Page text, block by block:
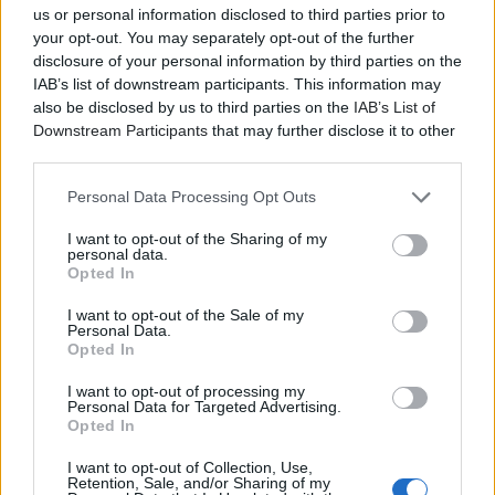
us or personal information disclosed to third parties prior to
your opt-out. You may separately opt-out of the further
disclosure of your personal information by third parties on the
IAB’s list of downstream participants. This information may
also be disclosed by us to third parties on the IAB’s List of
Downstream Participants that may further disclose it to other
Personal Data Processing Opt Outs
I want to opt-out of the Sharing of my
personal data.
Opted In
I want to opt-out of the Sale of my
Personal Data.
Opted In
I want to opt-out of processing my
Personal Data for Targeted Advertising.
Opted In
I want to opt-out of Collection, Use,
Retention, Sale, and/or Sharing of my
του Floyd, σε μια βραδιά γεμάτη διαχρονικά
τραγούδια, με ένα από τα σημαντικότερα βρετανικά
συγκροτήματα των τελευταίων τεσσάρων δεκαετιών.